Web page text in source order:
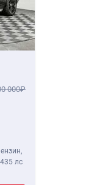
000
435 лс